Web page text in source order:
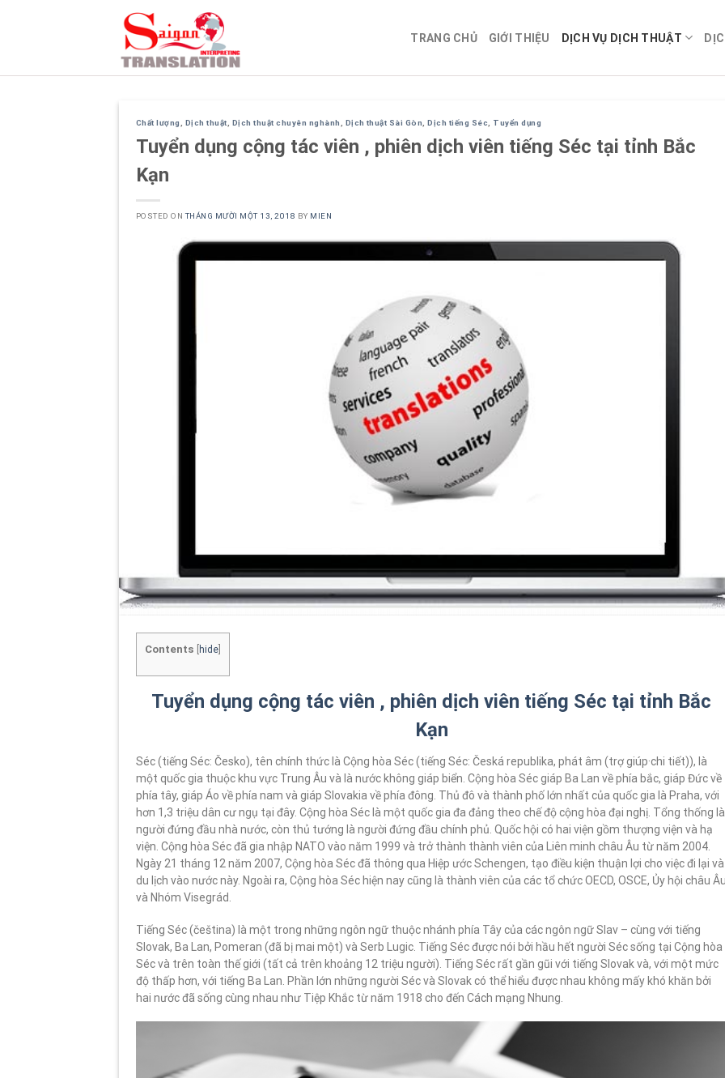
TRANG CHỦ GIỚI THIỆU DỊCH VỤ DỊCH THUẬT
Chất lượng Dịch thuật Dịch thuật chuyên nghành Dịch thuật Sài Gòn ,Dịch tiếng Séc Tuyển dụng
Tuyển dụng cộng tác viên , phiên dịch viên tiếng Séc tại tỉnh Bắc
Kạn
POSTED ONTHÁNG MƯỜI MỘT 13, 2018 BY MIEN
Contents hide
Tuyển dụng cộng tác viên , phiên dịch viên tiếng Séc tại tỉnh Bắc
Kạn
Séc (tiếng Séc: Česko), tên chính thức là Cộng hòa Séc (tiếng Séc: Česká republika, phát âm (trợ giúp·chi tiết)), là
một quốc gia thuộc khu vực Trung Âu và là nước không giáp biển. Cộng hòa Séc giáp Ba Lan về phía bắc, giáp Đức về
phía tây, giáp Áo về phía nam và giáp Slovakia về phía đông. Thủ đô và thành phố lớn nhất của quốc gia là Praha, với
hơn 1,3 triệu dân cư ngụ tại đây. Cộng hòa Séc là một quốc gia đa đảng theo chế độ cộng hòa đại nghị. Tổng thống là
người đứng đầu nhà nước, còn thủ tướng là người đứng đầu chính phủ. Quốc hội có hai viện gồm thượng viện và hạ
viện. Cộng hòa Séc đã gia nhập NATO vào năm 1999 và trở thành thành viên của Liên minh châu Âu từ năm 2004.
Ngày 21 tháng 12 năm 2007, Cộng hòa Séc đã thông qua Hiệp ước Schengen, tạo điều kiện thuận lợi cho việc đi lại và
du lịch vào nước này. Ngoài ra, Cộng hòa Séc hiện nay cũng là thành viên của các tổ chức OECD, OSCE, Ủy hội châu
và Nhóm Visegrád.
Tiếng Séc (čeština) là một trong những ngôn ngữ thuộc nhánh phía Tây của các ngôn ngữ Slav – cùng với tiếng
Slovak, Ba Lan, Pomeran (đã bị mai một) và Serb Lugic. Tiếng Séc được nói bởi hầu hết người Séc sống tại Cộng hòa
Séc và trên toàn thế giới (tất cả trên khoảng 12 triệu người). Tiếng Séc rất gần gũi với tiếng Slovak và, với một mức
độ thấp hơn, với tiếng Ba Lan. Phần lớn những người Séc và Slovak có thể hiểu được nhau không mấy khó khăn bởi
hai nước đã sống cùng nhau như Tiệp Khắc từ năm 1918 cho đến Cách mạng Nhung.